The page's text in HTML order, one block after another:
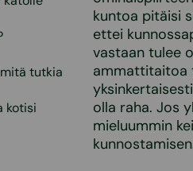
tutkia
kotisi
kuntoa pitäisi
ettei
vastaan tulee
ammattitaitoa
olla raha. Jos
mieluummin